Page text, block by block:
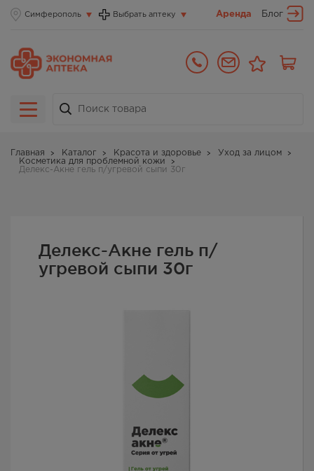
Симферополь Выбрать аптеку Аренда Блог
Главная Каталог Красота и здоровье
Уход за лицом
Косметика для проблемной кожи
Делекс-Акне гель п/угревой сыпи 30г
Делекс-Акне гель п/
угревой сыпи 30г